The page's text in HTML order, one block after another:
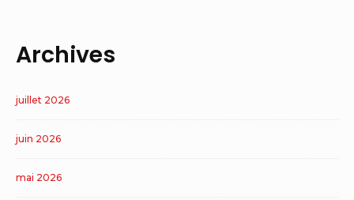
Archives
juillet 2026
juin 2026
mai 2026